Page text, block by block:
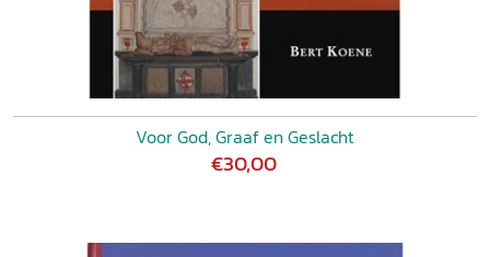
Voor God, Graaf en Geslacht
€30,00